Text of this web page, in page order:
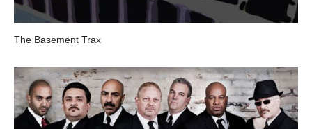
The Basement Trax
LUCKY 7 MAMBO